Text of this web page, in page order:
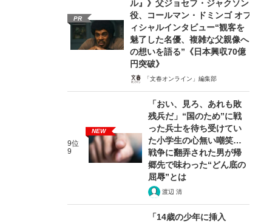
PR
ル』》父ジョセフ・ジャクソン
役、コールマン・ドミンゴ オフ
ィシャルインタビュー“観客を
魅了した名優、複雑な父親像へ
の想いを語る”《日本興収70億
円突破》
「文春オンライン」編集部
9位
9
NEW
「おい、見ろ、あれも敗
残兵だ」“国のため”に戦
った兵士を待ち受けてい
た小学生の心無い嘲笑…
戦争に翻弄された男が帰
郷先で味わった“どん底の
屈辱”とは
渡辺 清
「14歳の少年に挿入